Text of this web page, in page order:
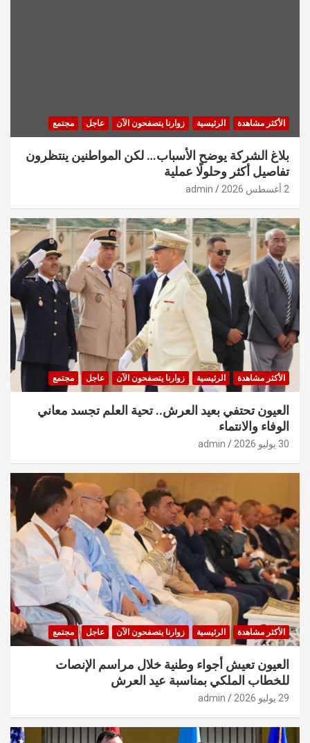
الأكثر مشاهدة الرئيسية زوارنا يتصفحون الآن عاجل مجتمع
بلاغ الشركة يوضح الأسباب… لكن المواطنين ينتظرون
تفاصيل أكثر وحلولًا عملية
2 أغسطس 2026 admin
الأكثر مشاهدة الرئيسية زوارنا يتصفحون الآن عاجل مجتمع
العيون تحتفي بعيد العرش.. تحية العلم تجسد معاني
الوفاء والانتماء
30 يوليو 2026 admin
الأكثر مشاهدة الرئيسية زوارنا يتصفحون الآن عاجل مجتمع
العيون تعيش أجواء وطنية خلال مراسم الإنصات
للخطاب الملكي بمناسبة عيد العرش
29 يوليو 2026 admin